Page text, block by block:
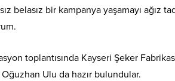
belasız bir kampanya yaşamayı
toplantısında Kayseri Şeker
Ulu da hazır bulundular.